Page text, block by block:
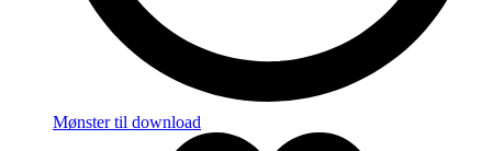
Mønster til download